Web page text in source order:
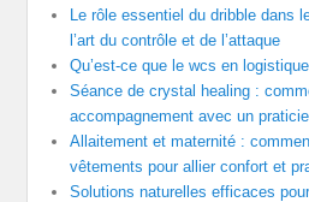
Le rôle essentiel du dribble dans
l’art du contrôle et de l’attaque
Qu’est-ce que le wcs en
Séance de crystal healing :
accompagnement avec un
Allaitement et maternité :
vêtements pour allier confort et
Solutions naturelles efficaces